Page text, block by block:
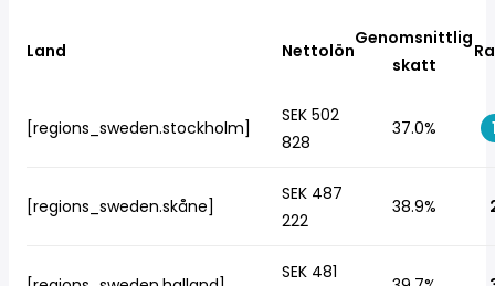
Land Nettolön
Genomsnittlig
skatt
[regions_sweden.stockholm]
SEK 502
828
37.0%
[regions_sweden.skåne]
SEK 487
222
38.9%
SEK 481